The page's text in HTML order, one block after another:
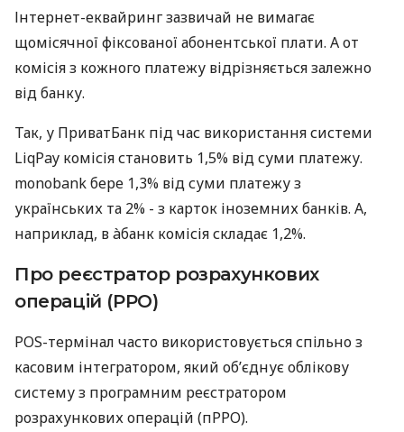
Інтернет-еквайринг зазвичай не вимагає
щомісячної фіксованої абонентської плати. А от
комісія з кожного платежу відрізняється залежно
від банку.
Так, у ПриватБанк під час використання системи
LiqPay комісія становить 1,5% від суми платежу.
monobank бере 1,3% від суми платежу з
українських та 2% - з карток іноземних банків. А,
наприклад, в àбанк комісія складає 1,2%.
Про реєстратор розрахункових
операцій (РРО)
POS-термінал часто використовується спільно з
касовим інтегратором, який об’єднує облікову
систему з програмним реєстратором
розрахункових операцій (пРРО).